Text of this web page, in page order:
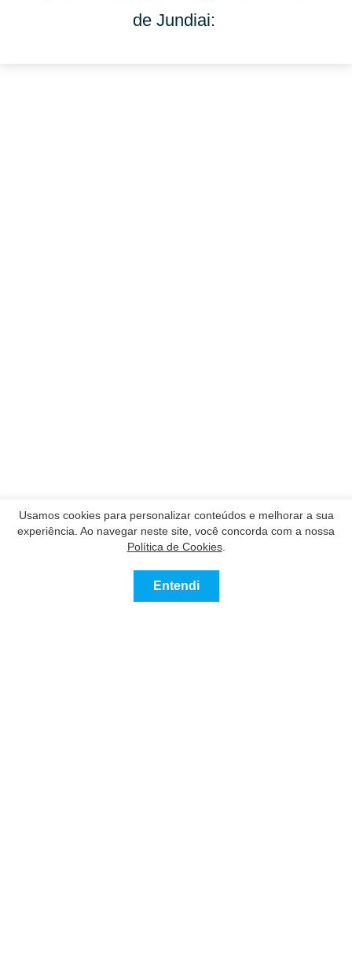
de Jundiai:
Usamos cookies para personalizar conteúdos e melhorar a sua
experiência. Ao navegar neste site, você concorda com a nossa
Política de Cookies.
Entendi